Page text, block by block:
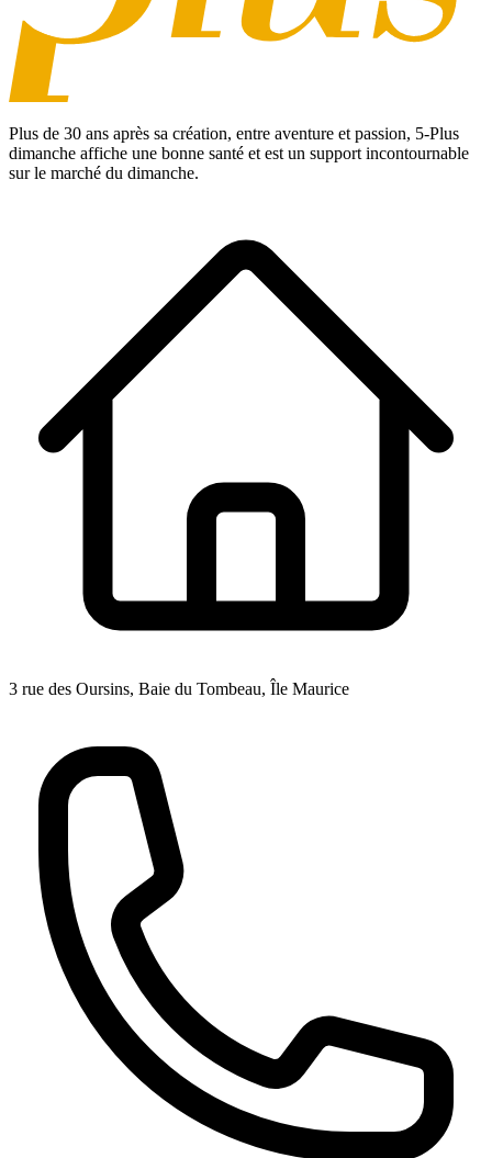
Plus de 30 ans après sa création, entre aventure et passion, 5-Plus
dimanche affiche une bonne santé et est un support incontournable
sur le marché du dimanche.
3 rue des Oursins, Baie du Tombeau, Île Maurice